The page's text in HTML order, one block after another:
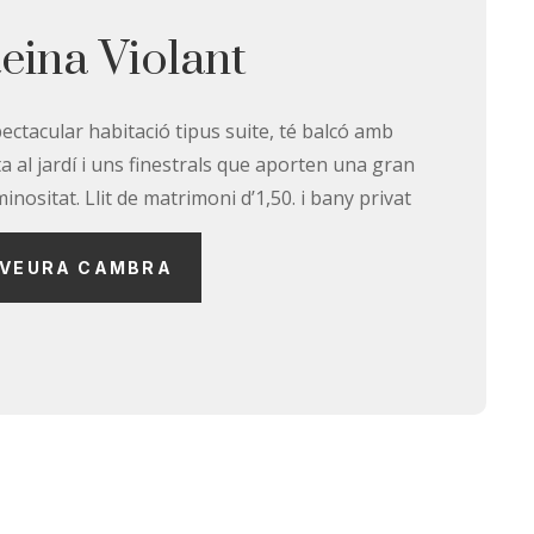
Violant
habitació tipus suite, té balcó amb
al jardí i uns finestrals que aporten una gran
Llit de matrimoni d’1,50. i bany privat
VEURA CAMBRA